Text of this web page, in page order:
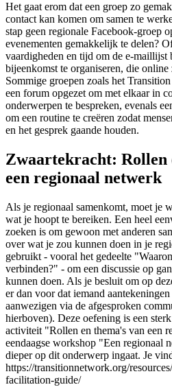
Het gaat erom dat een groep zo
contact kan komen om samen te
stap geen regionale Facebook-groep
evenementen gemakkelijk te delen?
vaardigheden en tijd om de e-maillijst
bijeenkomst te organiseren, die
Sommige groepen zoals het
een forum opgezet om met elkaar in
onderwerpen te bespreken, evenals
om een routine te creëren zodat
en het gesprek gaande houden.
Zwaartekracht: Rollen
een regionaal netwerk
Als je regionaal samenkomt, moet je
wat je hoopt te bereiken. Een heel
zoeken is om gewoon met anderen
over wat je zou kunnen doen in je
gebruikt - vooral het gedeelte
verbinden?" - om een discussie op
kunnen doen. Als je besluit om op
er dan voor dat iemand
aanwezigen via de afgesproken
hierboven). Deze oefening is een
activiteit "Rollen en thema's van een
eendaagse workshop "Een regionaal
dieper op dit onderwerp ingaat. Je
https://transitionnetwork.org/
facilitation-guide/